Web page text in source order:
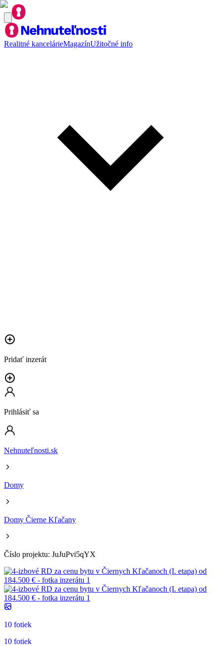
Realitné kancelárieMagazínUžitočné info
Pridať inzerát
Prihlásiť sa
Nehnuteľnosti.sk
Domy
Domy Čierne Kľačany
Číslo projektu: JuJuPvi5qYX
10 fotiek
10 fotiek